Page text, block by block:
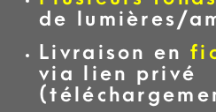
de lumières/
Livraison en
via lien privé